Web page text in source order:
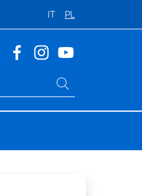
IT PL
live